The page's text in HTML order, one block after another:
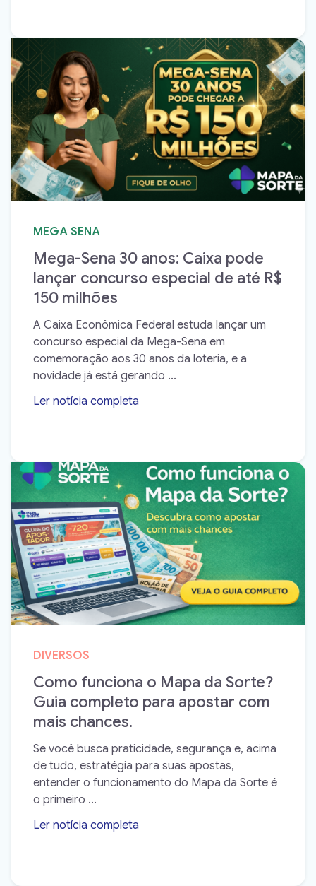
MEGA SENA
Mega-Sena 30 anos: Caixa pode
lançar concurso especial de até R$
150 milhões
A Caixa Econômica Federal estuda lançar um
concurso especial da Mega-Sena em
comemoração aos 30 anos da loteria, e a
novidade já está gerando ...
Ler notícia completa
DIVERSOS
Como funciona o Mapa da Sorte?
Guia completo para apostar com
mais chances.
Se você busca praticidade, segurança e, acima
de tudo, estratégia para suas apostas,
entender o funcionamento do Mapa da Sorte é
o primeiro ...
Ler notícia completa